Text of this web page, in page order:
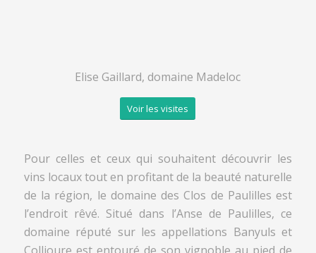
Elise Gaillard, domaine Madeloc
Voir les visites
Pour celles et ceux qui souhaitent découvrir les
vins locaux tout en profitant de la beauté naturelle
de la région, le domaine des Clos de Paulilles est
l’endroit rêvé. Situé dans l’Anse de Paulilles, ce
domaine réputé sur les appellations Banyuls et